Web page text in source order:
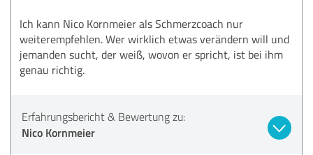
Ich kann Nico Kornmeier als Schmerzcoach nur
weiterempfehlen. Wer wirklich etwas verändern will und
jemanden sucht, der weiß, wovon er spricht, ist bei ihm
genau richtig.
Erfahrungsbericht & Bewertung zu:
Nico Kornmeier